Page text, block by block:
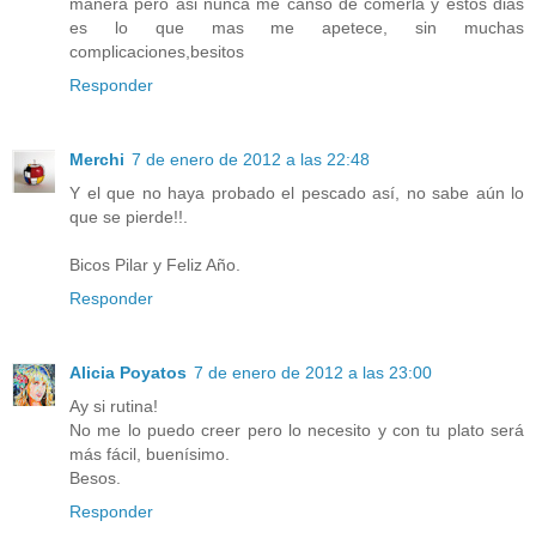
es lo que mas me apetece, sin muchas
complicaciones,besitos
Responder
Merchi 7 de enero de 2012 a las 22:48
Y el que no haya probado el pescado así, no sabe aún lo
que se pierde!!.
Bicos Pilar y Feliz Año.
Responder
Alicia Poyatos 7 de enero de 2012 a las 23:00
Ay si rutina!
No me lo puedo creer pero lo necesito y con tu plato será
más fácil, buenísimo.
Besos.
Responder